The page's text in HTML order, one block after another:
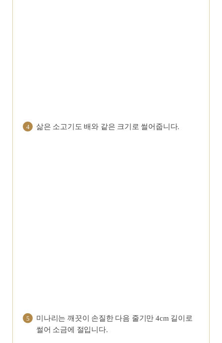
4 삶은 소고기도 배와 같은 크기로 썰어줍니다.
5 미나리는 깨끗이 손질한 다음 줄기만 4cm 길이로
썰어 소금에 절입니다.